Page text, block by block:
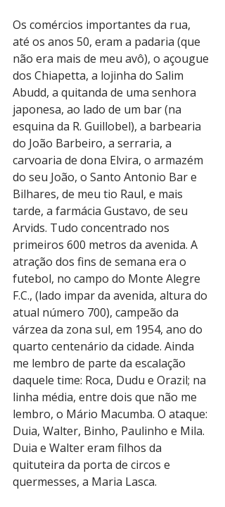
Os comércios importantes da rua,
até os anos 50, eram a padaria (que
não era mais de meu avô), o açougue
dos Chiapetta, a lojinha do Salim
Abudd, a quitanda de uma senhora
japonesa, ao lado de um bar (na
esquina da R. Guillobel), a barbearia
do João Barbeiro, a serraria, a
carvoaria de dona Elvira, o armazém
do seu João, o Santo Antonio Bar e
Bilhares, de meu tio Raul, e mais
tarde, a farmácia Gustavo, de seu
Arvids. Tudo concentrado nos
primeiros 600 metros da avenida. A
atração dos fins de semana era o
futebol, no campo do Monte Alegre
F.C., (lado impar da avenida, altura do
atual número 700), campeão da
várzea da zona sul, em 1954, ano do
quarto centenário da cidade. Ainda
me lembro de parte da escalação
daquele time: Roca, Dudu e Orazil; na
linha média, entre dois que não me
lembro, o Mário Macumba. O ataque:
Duia, Walter, Binho, Paulinho e Mila.
Duia e Walter eram filhos da
quituteira da porta de circos e
quermesses, a Maria Lasca.